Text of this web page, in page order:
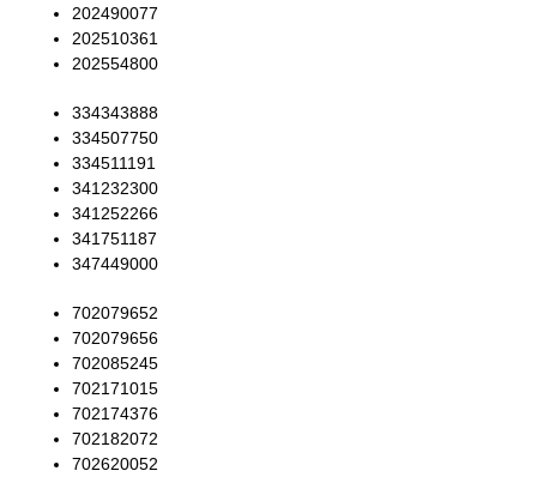
202490077
202510361
202554800
334343888
334507750
334511191
341232300
341252266
341751187
347449000
702079652
702079656
702085245
702171015
702174376
702182072
702620052